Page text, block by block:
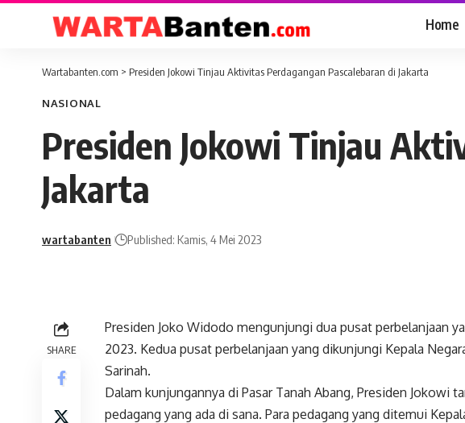
Home
Wartabanten.com > Presiden Jokowi Tinjau Aktivitas Perdagangan Pascalebaran di Jakarta
NASIONAL
Presiden Jokowi Tinjau
Jakarta
wartabanten Published: Kamis, 4 Mei 2023
SHARE
Presiden Joko Widodo mengunjungi dua pusat perbelanjaan
2023. Kedua pusat perbelanjaan yang dikunjungi Kepala
Sarinah.
Dalam kunjungannya di Pasar Tanah Abang, Presiden Jokowi
pedagang yang ada di sana. Para pedagang yang ditemui